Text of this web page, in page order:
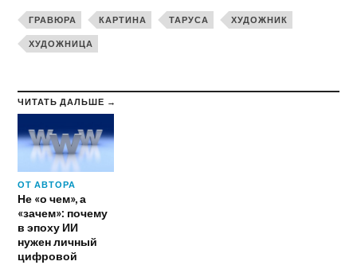
ГРАВЮРА КАРТИНА ТАРУСА ХУДОЖНИК
ХУДОЖНИЦА
ЧИТАТЬ ДАЛЬШЕ →
ОТ АВТОРА
Не «о чем», а
«зачем»: почему
в эпоху ИИ
нужен личный
цифровой